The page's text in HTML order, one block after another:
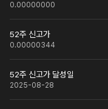
0.00000000
52주 신고가
0.00000344
52주 신고가 달성일
2025-08-28